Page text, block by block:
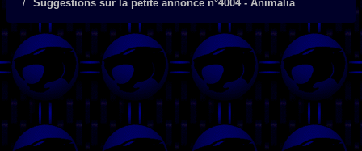
Suggestions sur la petite annonce n°4004 - Animalia